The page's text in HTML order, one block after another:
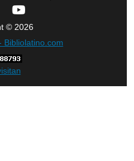
© 2026
Bibliolatino.com